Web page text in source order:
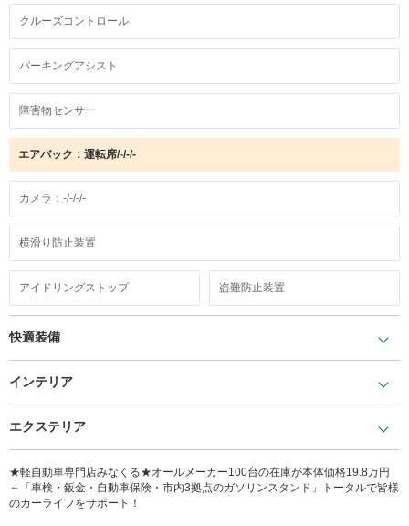
クルーズコントロール
パーキングアシスト
障害物センサー
エアバック：運転席/-/-/-
カメラ：-/-/-/-
横滑り防止装置
アイドリングストップ 盗難防止装置
快適装備
インテリア
エクステリア
★軽自動車専門店みなくる★オールメーカー100台の在庫が本体価格19.8万円
～「車検・鈑金・自動車保険・市内3拠点のガソリンスタンド」トータルで皆様
のカーライフをサポート！